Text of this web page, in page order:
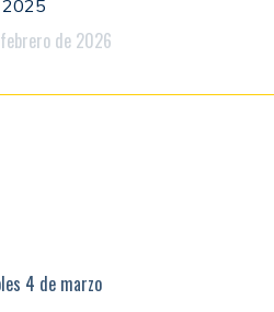
2025
de 2026
4 de marzo